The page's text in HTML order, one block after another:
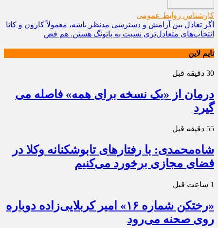
کارشناس روابط عمومی
اگر تعادل بین آرامش و دسترسی مدنظر باشه، معمولاً کارون و کاتا
انتخاب‌های متعادل‌تری نسبت به پاتونگ هستن. هم فض
تایم لاین
30 دقیقه قبل
درمان از «یک نسخه برای همه» فاصله می
گیرد
55 دقیقه قبل
شاه‌محمدی: با رفتارهای تابوشکنانه وکلا در
فضای مجازی برخورد می‌کنیم
1 ساعت قبل
«رختکن شماره ۱۶» امیر کربلایی‌زاده دوباره
روی صحنه می‌رود